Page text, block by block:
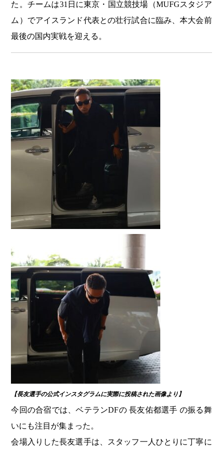
た。チームは31日に東京・国立競技場（MUFGスタジア
ム）でアイスランド代表との壮行試合に臨み、本大会前
最後の国内実戦を迎える。
【長友選手の公式インスタグラムに実際に投稿された画像より】
今回の合宿では、ベテランDFの 長友佑都選手 の振る舞
いにも注目が集まった。
会場入りした長友選手は、スタッフ一人ひとりに丁寧に